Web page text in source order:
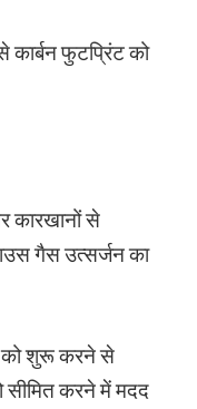
फुटप्रिंट को
कारखानों से
गैस उत्सर्जन का
को शुरू करने से
सीमित करने में मदद